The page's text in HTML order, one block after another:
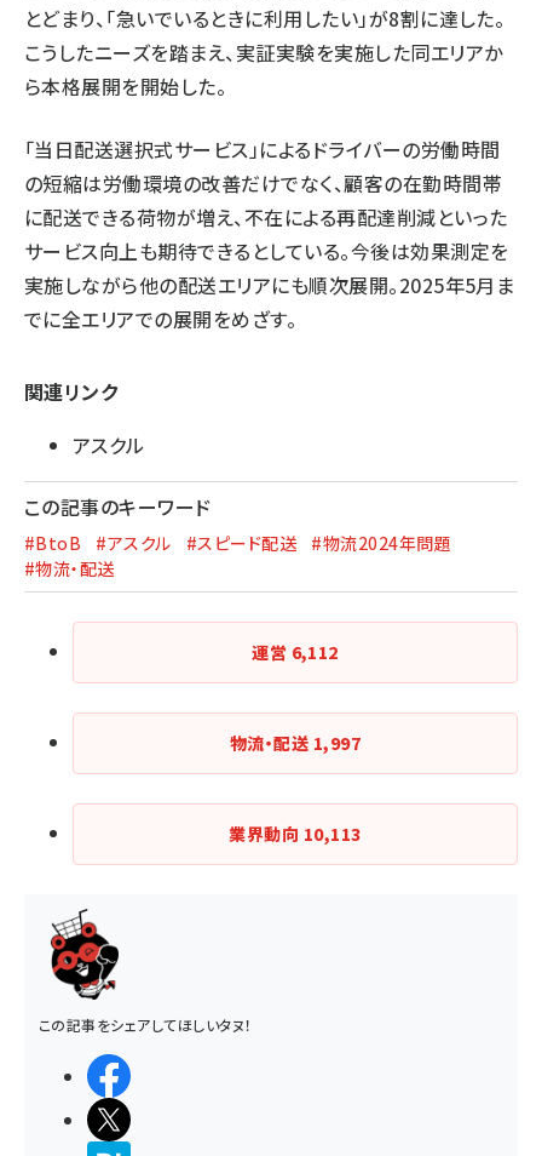
とどまり、「急いでいるときに利用したい」が8割に達した。
こうしたニーズを踏まえ、実証実験を実施した同エリアか
ら本格展開を開始した。
「当日配送選択式サービス」によるドライバーの労働時間
の短縮は労働環境の改善だけでなく、顧客の在勤時間帯
に配送できる荷物が増え、不在による再配達削減といった
サービス向上も期待できるとしている。今後は効果測定を
実施しながら他の配送エリアにも順次展開。2025年5月ま
でに全エリアでの展開をめざす。
関連リンク
アスクル
この記事のキーワード
#BtoB #アスクル #スピード配送
#物流2024年問題
#物流・配送
運営 6,112
物流・配送 1,997
業界動向 10,113
この記事をシェアしてほしいタヌ！